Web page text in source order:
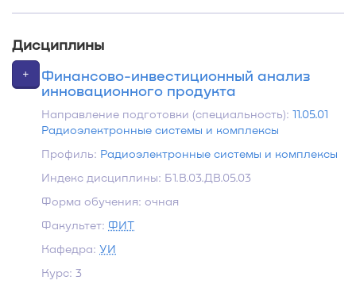
Дисциплины
+
Финансово-инвестиционный анализ
инновационного продукта
Направление подготовки (специальность):11.05.01
Радиоэлектронные системы и комплексы
Профиль: Радиоэлектронные системы и комплексы
Индекс дисциплины: Б1.В.03.ДВ.05.03
Форма обучения: очная
Факультет: ФИТ
Кафедра:УИ
Курс: 3